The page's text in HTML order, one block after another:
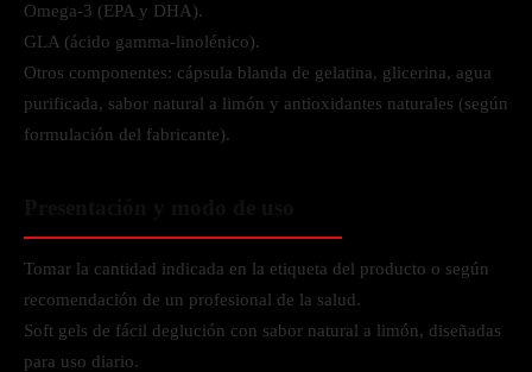
Omega-3 (EPA y DHA).
GLA (ácido gamma-linolénico).
Otros componentes: cápsula blanda de gelatina, glicerina, agua
purificada, sabor natural a limón y antioxidantes naturales (según
formulación del fabricante).
Tomar la cantidad indicada en la etiqueta del producto o según
recomendación de un profesional de la salud.
Soft gels de fácil deglución con sabor natural a limón, diseñadas
para uso diario.